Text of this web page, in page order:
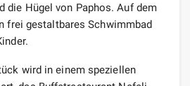
die Hügel von Paphos. Auf dem
frei gestaltbares Schwimmbad
wird in einem speziellen